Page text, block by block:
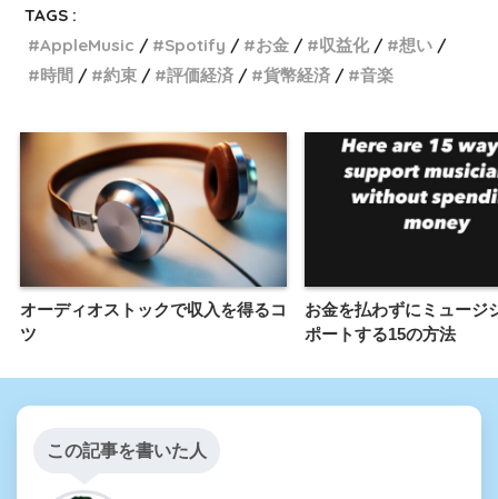
TAGS :
AppleMusic
Spotify お金 収益化
想い
時間
約束 評価経済 貨幣経済 音楽
オーディオストックで収入を得るコ
ツ
お金を払わずにミュージ
ポートする15の方法
この記事を書いた人